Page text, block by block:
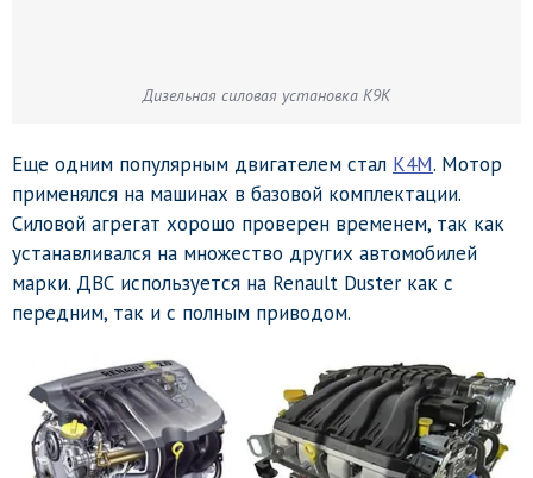
Дизельная силовая установка K9K
Еще одним популярным двигателем стал K4M. Мотор
применялся на машинах в базовой комплектации.
Силовой агрегат хорошо проверен временем, так как
устанавливался на множество других автомобилей
марки. ДВС используется на Renault Duster как с
передним, так и с полным приводом.